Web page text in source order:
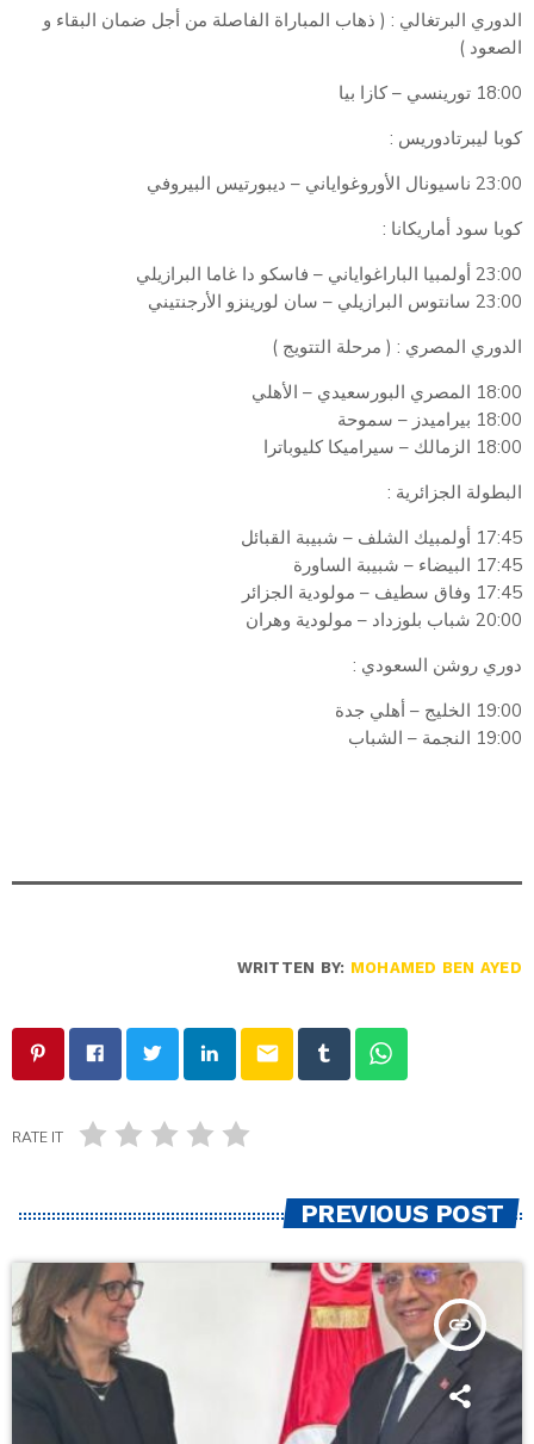
الدوري البرتغالي : ( ذهاب المباراة الفاصلة من أجل ضمان البقاء و
الصعود )
18:00 تورينسي – كازا بيا
كوبا ليبرتادوريس :
23:00 ناسيونال الأوروغواياني – ديبورتيس البيروفي
كوبا سود أماريكانا :
23:00 أولمبيا الباراغواياني – فاسكو دا غاما البرازيلي
23:00 سانتوس البرازيلي – سان لورينزو الأرجنتيني
الدوري المصري : ( مرحلة التتويج )
18:00 المصري البورسعيدي – الأهلي
18:00 بيراميدز – سموحة
18:00 الزمالك – سيراميكا كليوباترا
البطولة الجزائرية :
17:45 أولمبيك الشلف – شبيبة القبائل
17:45 البيضاء – شبيبة الساورة
17:45 وفاق سطيف – مولودية الجزائر
20:00 شباب بلوزداد – مولودية وهران
دوري روشن السعودي :
19:00 الخليج – أهلي جدة
19:00 النجمة – الشباب
WRITTEN BY: MOHAMED BEN AYED
email
RATE IT
PREVIOUS POST
insert_link